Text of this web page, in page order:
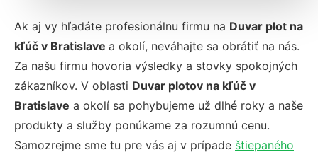
Ak aj vy hľadáte profesionálnu firmu na Duvar plot na
kľúč v Bratislave a okolí, neváhajte sa obrátiť na nás.
Za našu firmu hovoria výsledky a stovky spokojných
zákazníkov. V oblasti Duvar plotov na kľúč v
Bratislave a okolí sa pohybujeme už dlhé roky a naše
produkty a služby ponúkame za rozumnú cenu.
Samozrejme sme tu pre vás aj v prípade štiepaného